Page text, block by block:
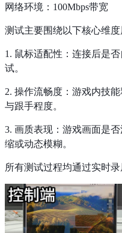
网络环境：100Mbps带宽
测试主要围绕以下核心维度
1. 鼠标适配性：连接后是
试。
2. 操作流畅度：游戏内技
与跟手程度。
3. 画质表现：游戏画面是
缩或动态模糊。
所有测试过程均通过实时